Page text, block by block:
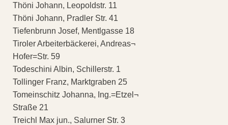
Thöni Johann, Leopoldstr. 11
Thöni Johann, Pradler Str. 41
Tiefenbrunn Josef, Mentlgasse 18
Tiroler Arbeiterbäckerei, Andreas¬
Hofer=Str. 59
Todeschini Albin, Schillerstr. 1
Tollinger Franz, Marktgraben 25
Tomeinschitz Johanna, Ing.=Etzel¬
Straße 21
Treichl Max jun., Salurner Str. 3